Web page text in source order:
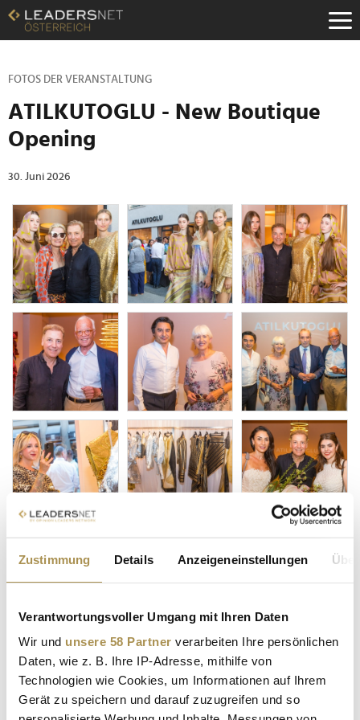
Zustimmung Details Anzeigeneinstellungen
Verantwortungsvoller Umgang mit Ihren Daten
Wir und unsere 58 Partner verarbeiten Ihre persönlichen
Daten, wie z. B. Ihre IP-Adresse, mithilfe von
Technologien wie Cookies, um Informationen auf Ihrem
Gerät zu speichern und darauf zuzugreifen und so
Zum
Inhalt
Zur
Navigation
Hauptnavigation
FOTOS DER VERANSTALTUNG
ATILKUTOGLU - New Boutique
Opening
30. Juni 2026